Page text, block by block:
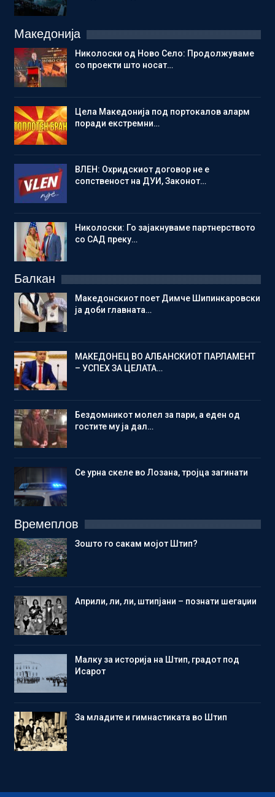
Македонија
Николоски од Ново Село: Продолжуваме
со проекти што носат…
Цела Македонија под портокалов аларм
поради екстремни…
ВЛЕН: Охридскиот договор не е
сопственост на ДУИ, Законот…
Николоски: Го зајакнуваме партнерството
со САД преку…
Балкан
Македонскиот поет Димче Шипинкаровски
ја доби главната…
МАКЕДОНЕЦ ВО АЛБАНСКИОТ ПАРЛАМЕНТ
– УСПЕХ ЗА ЦЕЛАТА…
Бездомникот молел за пари, а еден од
гостите му ја дал…
Се урна скеле во Лозана, тројца загинати
Времеплов
Зошто го сакам мојот Штип?
Aприли, ли, ли, штипјани – познати шегаџии
Малку за историја на Штип, градот под
Исарот
Зa младите и гимнастиката во Штип